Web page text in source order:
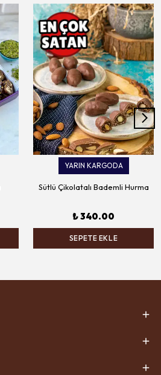
YARIN KARGODA
Sütlü Çikolatalı Bademli Hurma
₺ 340.00
SEPETE EKLE